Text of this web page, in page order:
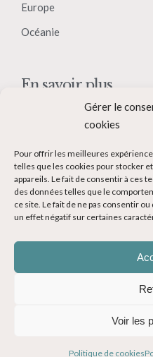
Gérer le
cookies
Pour offrir les meilleures
telles que les cookies pour stocker
appareils. Le fait de consentir à ces
des données telles que le
ce site. Le fait de ne pas consentir
un effet négatif sur certaines
Voir les
Politique de cookies
Europe
Océanie
En savoir plus
Contact
Devenir Blogueur voyage
Ma Bucket List
© Copyright 2014-2024 - Evasions